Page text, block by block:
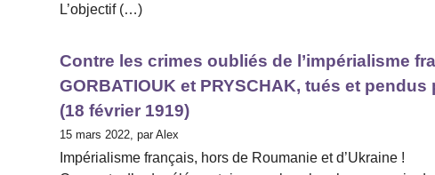
L’objectif (…)
Contre les crimes oubliés de l’impérialisme
GORBATIOUK et PRYSCHAK, tués et
(18 février 1919)
15 mars 2022, par Alex
Impérialisme français, hors de Roumanie et d’Ukraine !